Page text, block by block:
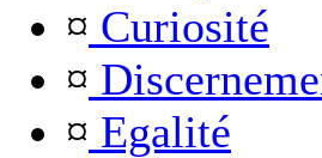
¤ Curiosité
¤
¤ Egalité